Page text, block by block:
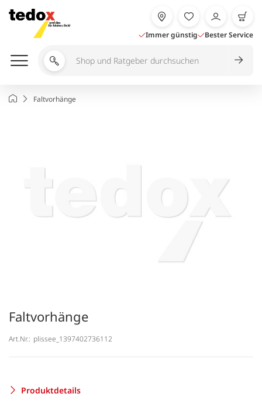
Inhalt
springen
Immer günstig Bester Service
Shop
durchsuchen
StartseiteFaltvorhänge
Faltvorhänge
Art.Nr.: plissee_1397402736112
Produktdetails